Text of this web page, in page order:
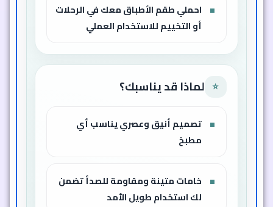
احملي طقم الأطباق معك في الرحلات
أو التخييم للاستخدام العملي
⭐ لماذا قد يناسبك؟
تصميم أنيق وعصري يناسب أي
مطبخ
خامات متينة ومقاومة للصدأ تضمن
لك استخدام طويل الأمد